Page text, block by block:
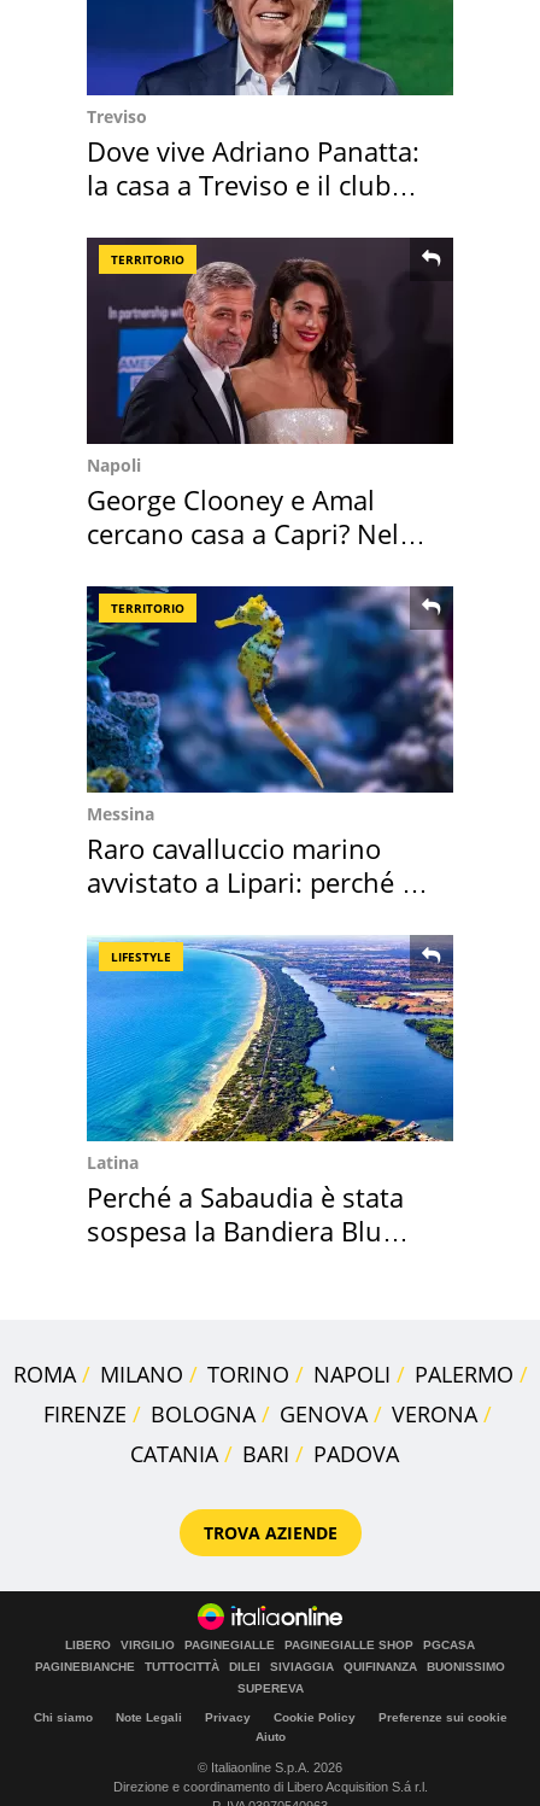
Treviso
Dove vive Adriano Panatta:
la casa a Treviso e il club
TERRITORIO
Napoli
George Clooney e Amal
cercano casa a Capri? Nel
TERRITORIO
Messina
Raro cavalluccio marino
avvistato a Lipari: perché è
LIFESTYLE
Latina
Perché a Sabaudia è stata
sospesa la Bandiera Blu
ROMA MILANO TORINO NAPOLI
PALERMO
FIRENZE
BOLOGNA GENOVA
VERONA
CATANIA
BARI PADOVA
TROVA AZIENDE
LIBERO VIRGILIO PAGINEGIALLE PAGINEGIALLE SHOP
PGCASA
PAGINEBIANCHE
TUTTOCITTÀ DILEI SIVIAGGIA QUIFINANZA
BUONISSIMO
SUPEREVA
Chi siamo Note Legali Privacy Cookie Policy
Preferenze sui cookie
Aiuto
© Italiaonline S.p.A. 2026
Direzione e coordinamento di Libero Acquisition S.á r.l.